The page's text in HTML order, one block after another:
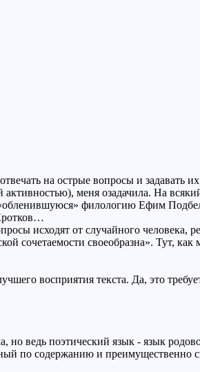
на острые вопросы и задавать
меня озадачила. На
филологию Ефим
исходят от случайного человека,
сочетаемости своеобразна». Тут,
восприятия текста. Да, это
но ведь поэтический язык - язык
по содержанию и преимущественно